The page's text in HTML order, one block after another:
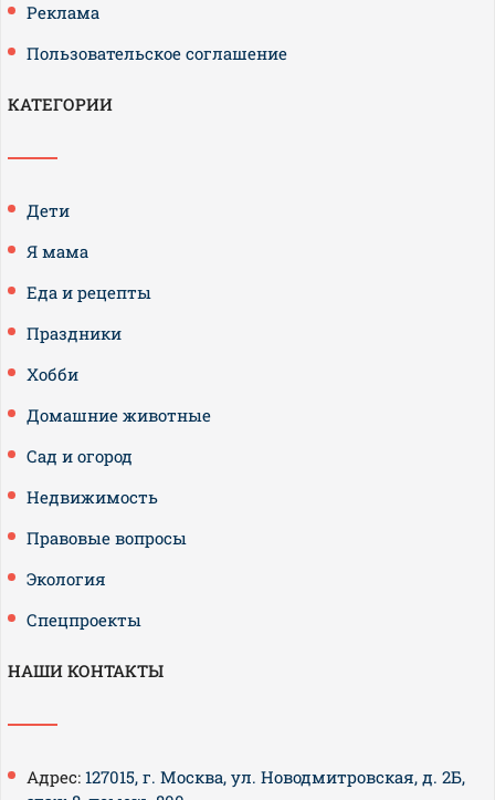
Реклама
Пользовательское соглашение
КАТЕГОРИИ
Дети
Я мама
Еда и рецепты
Праздники
Хобби
Домашние животные
Сад и огород
Недвижимость
Правовые вопросы
Экология
Спецпроекты
НАШИ КОНТАКТЫ
Адрес: 127015, г. Москва, ул. Новодмитровская, д. 2Б,